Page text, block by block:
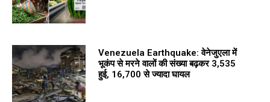
Venezuela Earthquake: वेनेजुएला में
भूकंप से मरने वालों की संख्या बढ़कर 3,535
हुई, 16,700 से ज्यादा घायल